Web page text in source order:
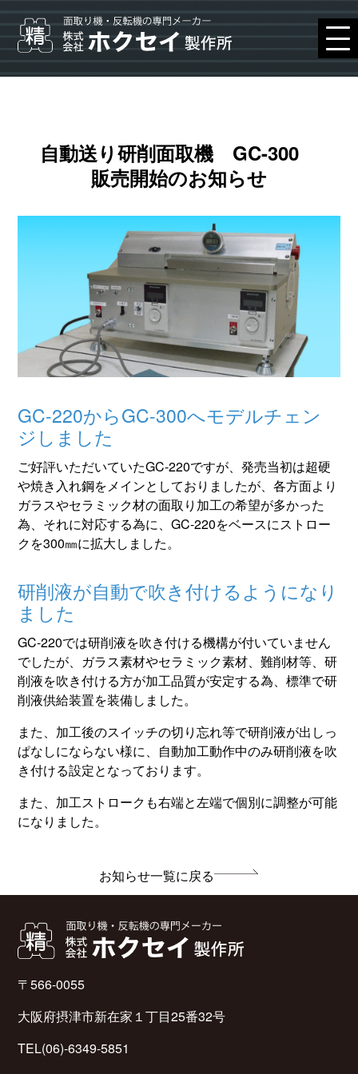
自動送り研削面取機 GC-300
販売開始のお知らせ
GC-220からGC-300へモデルチェン
ジしました
ご好評いただいていたGC-220ですが、発売当初は超硬
や焼き入れ鋼をメインとしておりましたが、各方面より
ガラスやセラミック材の面取り加工の希望が多かった
為、それに対応する為に、GC-220をベースにストロー
クを300㎜に拡大しました。
研削液が自動で吹き付けるようになり
ました
GC-220では研削液を吹き付ける機構が付いていません
でしたが、ガラス素材やセラミック素材、難削材等、研
削液を吹き付ける方が加工品質が安定する為、標準で研
削液供給装置を装備しました。
また、加工後のスイッチの切り忘れ等で研削液が出しっ
ぱなしにならない様に、自動加工動作中のみ研削液を吹
き付ける設定となっております。
また、加工ストロークも右端と左端で個別に調整が可能
になりました。
お知らせ一覧に戻る
〒566-0055
大阪府摂津市新在家１丁目25番32号
TEL(06)-6349-5851